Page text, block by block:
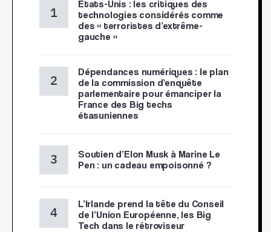
États-Unis : les critiques des
technologies considérés comme
des « terroristes d’extrême-
gauche »
Dépendances numériques : le plan
de la commission d’enquête
parlementaire pour émanciper la
France des Big techs
étasuniennes
Soutien d’Elon Musk à Marine Le
Pen : un cadeau empoisonné ?
L’Irlande prend la tête du Conseil
de l’Union Européenne, les Big
Tech dans le rétroviseur